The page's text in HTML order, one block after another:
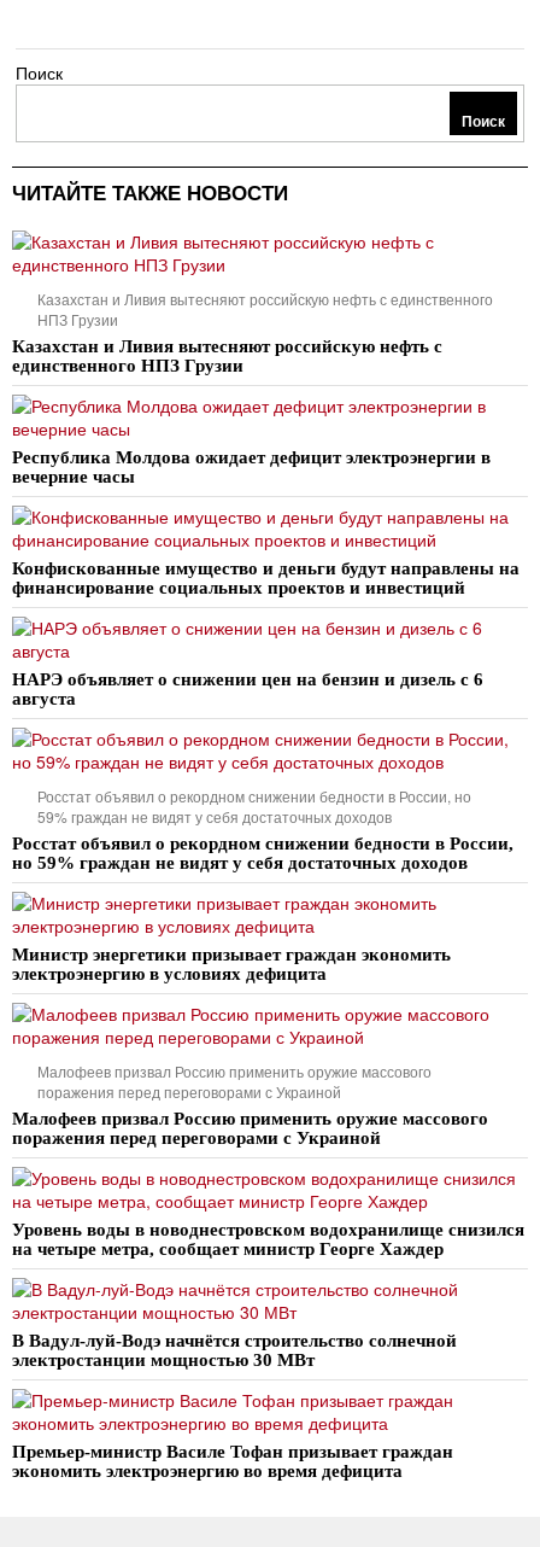
Поиск
Поиск
ЧИТАЙТЕ ТАКЖЕ НОВОСТИ
Казахстан и Ливия вытесняют российскую нефть с единственного
НПЗ Грузии
Казахстан и Ливия вытесняют российскую нефть с
единственного НПЗ Грузии
Республика Молдова ожидает дефицит электроэнергии в
вечерние часы
Конфискованные имущество и деньги будут направлены на
финансирование социальных проектов и инвестиций
НАРЭ объявляет о снижении цен на бензин и дизель с 6
августа
Росстат объявил о рекордном снижении бедности в России, но
59% граждан не видят у себя достаточных доходов
Росстат объявил о рекордном снижении бедности в России,
но 59% граждан не видят у себя достаточных доходов
Министр энергетики призывает граждан экономить
электроэнергию в условиях дефицита
Малофеев призвал Россию применить оружие массового
поражения перед переговорами с Украиной
Малофеев призвал Россию применить оружие массового
поражения перед переговорами с Украиной
Уровень воды в новоднестровском водохранилище снизился
на четыре метра, сообщает министр Георге Хаждер
В Вадул-луй-Водэ начнётся строительство солнечной
электростанции мощностью 30 МВт
Премьер-министр Василе Тофан призывает граждан
экономить электроэнергию во время дефицита